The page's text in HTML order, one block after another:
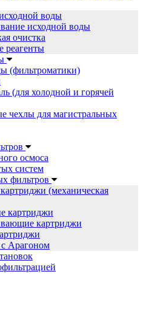
воды
исходной воды
очистка
реагенты
(фильтроматики)
(для холодной и горячей
чехлы для магистральных
осмоса
систем
фильтров
(механическая
картриджи
картриджи
Арагоном